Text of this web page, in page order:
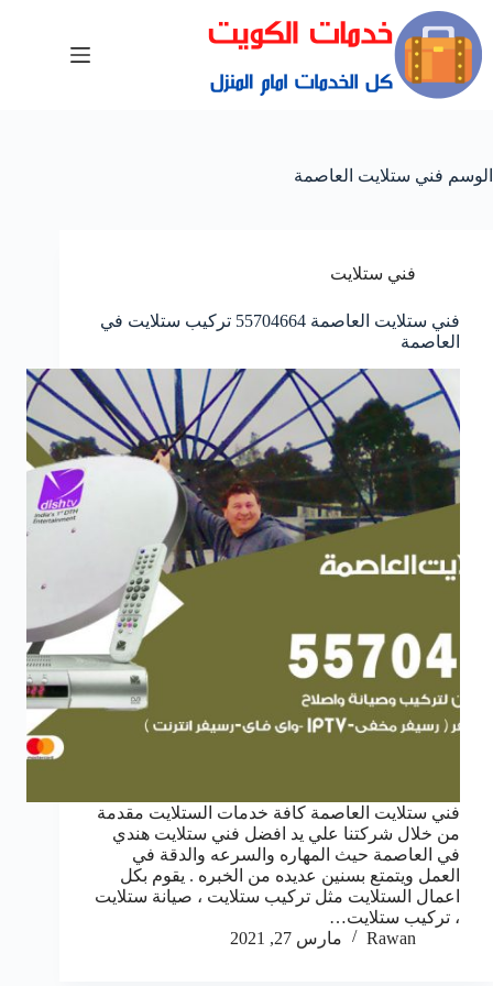
الوسم فني ستلايت العاصمة
فني ستلايت
فني ستلايت العاصمة 55704664 تركيب ستلايت في
العاصمة
فني ستلايت العاصمة كافة خدمات الستلايت مقدمة
من خلال شركتنا علي يد افضل فني ستلايت هندي
في العاصمة حيث المهاره والسرعه والدقة في
العمل ويتمتع بسنين عديده من الخبره . يقوم بكل
اعمال الستلايت مثل تركيب ستلايت ، صيانة ستلايت
، تركيب ستلايت…
Rawan
مارس 27, 2021